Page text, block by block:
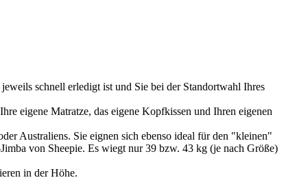
schnell erledigt ist und Sie bei der Standortwahl Ihres
eigene Matratze, das eigene Kopfkissen und Ihren eigenen
Australiens. Sie eignen sich ebenso ideal für den "kleinen"
von Sheepie. Es wiegt nur 39 bzw. 43 kg (je nach Größe)
in der Höhe.